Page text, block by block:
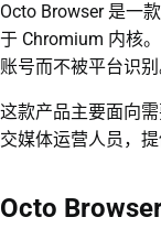
Octo Browser 是一
于 Chromium 内核
账号而不被平台识别
这款产品主要面向
交媒体运营人员，
Octo